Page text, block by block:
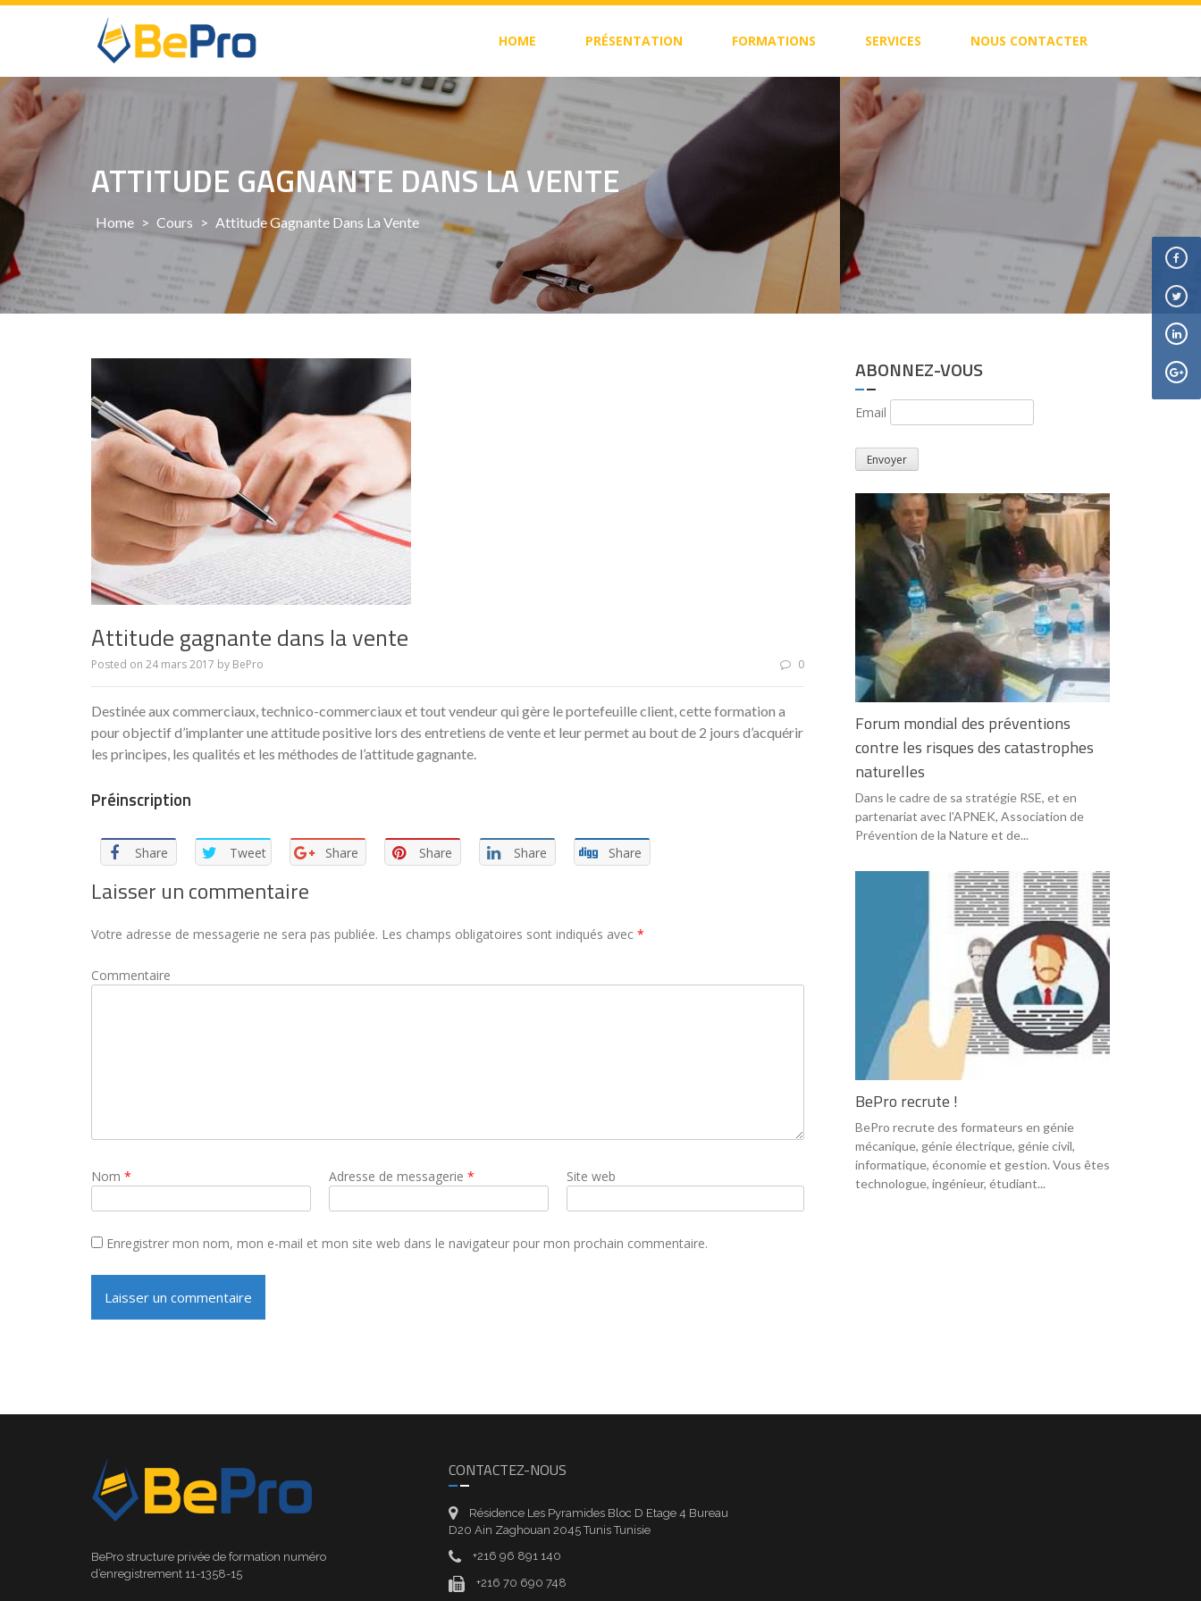
Skip
HOME PRÉSENTATION FORMATIONS SERVICES NOUS CONTACTER
ATTITUDE GAGNANTE DANS LA VENTE
Home > Cours > Attitude Gagnante Dans La Vente
Attitude gagnante dans la vente
Posted on 24 mars 2017 by BePro 0
Destinée aux commerciaux, technico-commerciaux et tout vendeur qui gère le portefeuille client, cette formation a
pour objectif d’implanter une attitude positive lors des entretiens de vente et leur permet au bout de 2 jours d’acquérir
les principes, les qualités et les méthodes de l’attitude gagnante.
Préinscription
Share Tweet Share Share Share Share
Laisser un commentaire
Votre adresse de messagerie ne sera pas publiée. Les champs obligatoires sont indiqués avec *
Commentaire
Nom * Adresse de messagerie * Site web
Enregistrer mon nom, mon e-mail et mon site web dans le navigateur pour mon prochain commentaire.
ABONNEZ-VOUS
Email
Forum mondial des préventions
contre les risques des catastrophes
naturelles
Dans le cadre de sa stratégie RSE, et en
partenariat avec l'APNEK, Association de
Prévention de la Nature et de...
BePro recrute !
BePro recrute des formateurs en génie
mécanique, génie électrique, génie civil,
informatique, économie et gestion. Vous êtes
technologue, ingénieur, étudiant...
BePro structure privée de formation numéro
d’enregistrement 11-1358-15
CONTACTEZ-NOUS
Résidence Les Pyramides Bloc D Etage 4 Bureau
D20 Ain Zaghouan 2045 Tunis Tunisie
+216 96 891 140
+216 70 690 748